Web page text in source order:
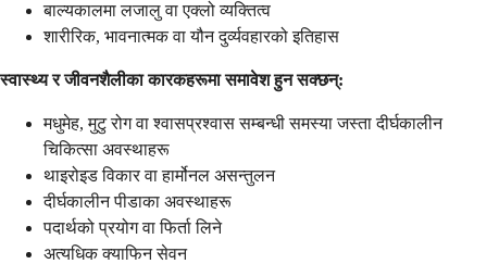
बाल्यकालमा लजालु वा एक्लो व्यक्तित्व
शारीरिक, भावनात्मक वा यौन दुर्व्यवहारको इतिहास
स्वास्थ्य र जीवनशैलीका कारकहरूमा समावेश हुन सक्छन्:
मधुमेह, मुटु रोग वा श्वासप्रश्वास सम्बन्धी समस्या जस्ता दीर्घकालीन
चिकित्सा अवस्थाहरू
थाइरोइड विकार वा हार्मोनल असन्तुलन
दीर्घकालीन पीडाका अवस्थाहरू
पदार्थको प्रयोग वा फिर्ता लिने
अत्यधिक क्याफिन सेवन